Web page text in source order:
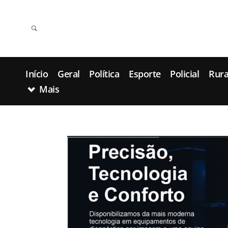
Início Geral Política Esporte Policial
Mais